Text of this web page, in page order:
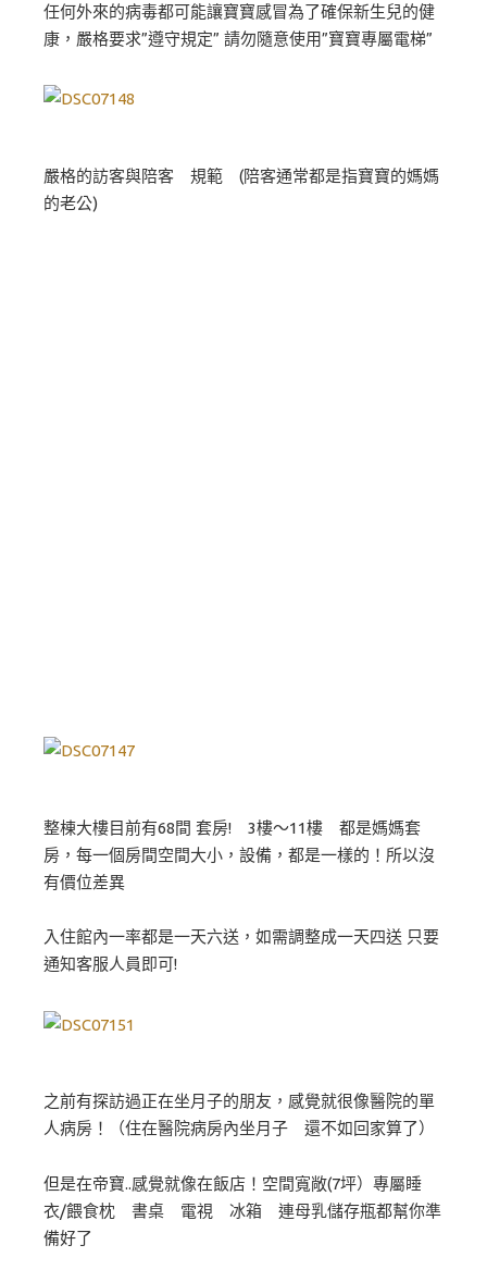
任何外來的病毒都可能讓寶寶感冒為了確保新生兒的健
康，嚴格要求”遵守規定” 請勿隨意使用”寶寶專屬電梯”
嚴格的訪客與陪客 規範 (陪客通常都是指寶寶的媽媽
的老公)
整棟大樓目前有68間 套房! 3樓～11樓 都是媽媽套
房，每一個房間空間大小，設備，都是一樣的！所以沒
有價位差異
入住館內一率都是一天六送，如需調整成一天四送 只要
通知客服人員即可!
之前有探訪過正在坐月子的朋友，感覺就很像醫院的單
人病房！（住在醫院病房內坐月子 還不如回家算了）
但是在帝寶..感覺就像在飯店！空間寬敞(7坪）專屬睡
衣/餵食枕 書桌 電視 冰箱 連母乳儲存瓶都幫你準
備好了